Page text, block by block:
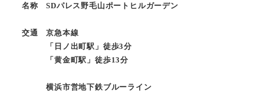
名称 SDパレス野毛山ポートヒルガーデン
交通 京急本線
「日ノ出町駅」徒歩3分
「黄金町駅」徒歩13分
横浜市営地下鉄ブルーライン